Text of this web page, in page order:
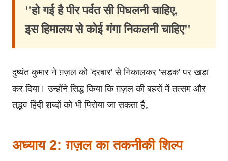
"हो गई है पीर पर्वत सी पिघलनी चाहिए,
इस हिमालय से कोई गंगा निकलनी चाहिए"
दुष्यंत कुमार ने ग़ज़ल को 'दरबार' से निकालकर 'सड़क' पर खड़ा
कर दिया। उन्होंने सिद्ध किया कि ग़ज़ल की बहरों में तत्सम और
तद्भव हिंदी शब्दों को भी पिरोया जा सकता है。
अध्याय 2: ग़ज़ल का तकनीकी शिल्प